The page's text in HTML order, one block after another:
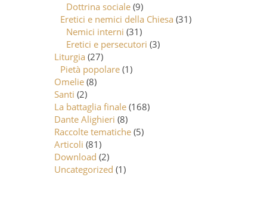
Dottrina sociale (9)
Eretici e nemici della Chiesa (31)
Nemici interni (31)
Eretici e persecutori (3)
Liturgia (27)
Pietà popolare (1)
Omelie (8)
Santi (2)
La battaglia finale (168)
Dante Alighieri (8)
Raccolte tematiche (5)
Articoli (81)
Download (2)
Uncategorized (1)